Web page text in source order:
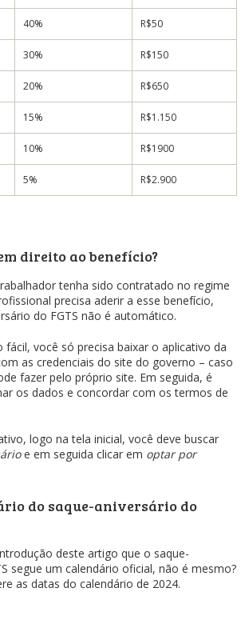
40% R$50
30% R$150
20% R$650
15% R$1.150
10% R$1900
5% R$2.900
direito ao benefício?
tenha sido contratado no regime
precisa aderir a esse benefício,
do FGTS não é automático.
fácil, você só precisa baixar o aplicativo da
as credenciais do site do governo – caso
fazer pelo próprio site. Em seguida, é
os dados e concordar com os termos de
logo na tela inicial, você deve buscar
e em seguida clicar em optar por
do saque-aniversário do
deste artigo que o saque-
segue um calendário oficial, não é mesmo?
as datas do calendário de 2024.